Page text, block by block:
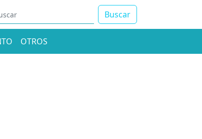
Buscar
OTROS